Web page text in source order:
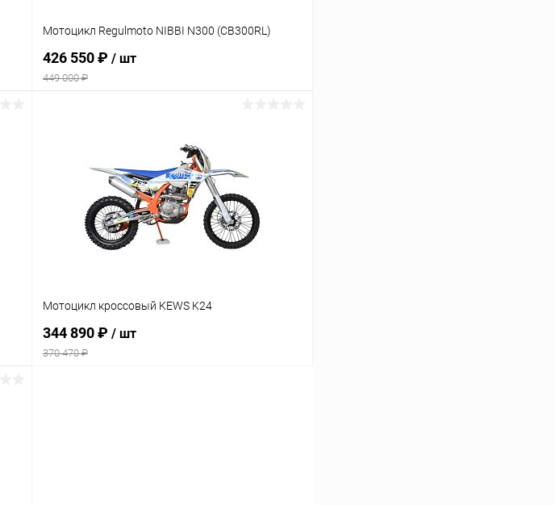
Мотоцикл Regulmoto NIBBI N300 (СB300RL)
426 550 ₽ / шт
449 000 ₽
Сравнение
В избранное В наличии
Мотоцикл кроссовый KEWS K24
344 890 ₽ / шт
370 470 ₽